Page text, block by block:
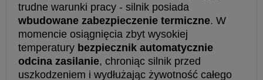
trudne warunki pracy - silnik posiada
wbudowane zabezpieczenie termiczne. W
momencie osiągnięcia zbyt wysokiej
temperatury bezpiecznik automatycznie
odcina zasilanie, chroniąc silnik przed
uszkodzeniem i wydłużając żywotność całego